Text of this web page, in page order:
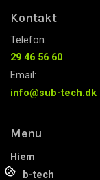
Kontakt
Telefon:
29 46 56 60
Email:
info@sub-tech.dk
Menu
Hjem
Sub-tech